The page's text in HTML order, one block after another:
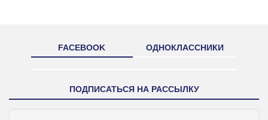
FACEBOOK ОДНОКЛАССНИКИ
ПОДПИСАТЬСЯ НА РАССЫЛКУ